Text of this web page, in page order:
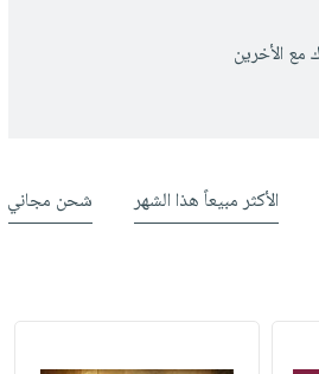
مع الأخرين
الأكثر مبيعاً هذا الشهر شحن مجاني